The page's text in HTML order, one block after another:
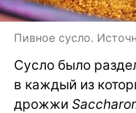
Пивное сусло.
Сусло было
в каждый из
дрожжи